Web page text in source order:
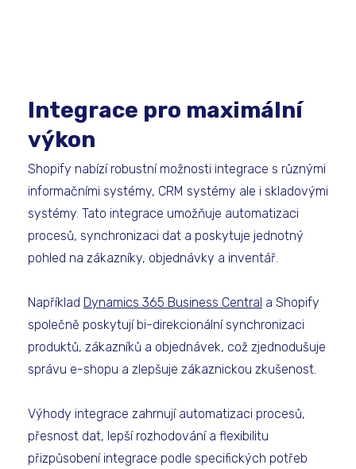
Integrace pro maximální
výkon
Shopify nabízí robustní možnosti integrace s různými
informačními systémy, CRM systémy ale i skladovými
systémy. Tato integrace umožňuje automatizaci
procesů, synchronizaci dat a poskytuje jednotný
pohled na zákazníky, objednávky a inventář.
Například Dynamics 365 Business Central a Shopify
společně poskytují bi-direkcionální synchronizaci
produktů, zákazníků a objednávek, což zjednodušuje
správu e-shopu a zlepšuje zákaznickou zkušenost.
Výhody integrace zahrnují automatizaci procesů,
přesnost dat, lepší rozhodování a flexibilitu
přizpůsobení integrace podle specifických potřeb